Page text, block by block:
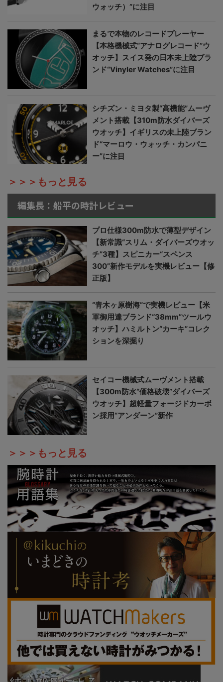
ウォッチ）”に注目
まるで本物のレコードプレーヤー
【本格機械式“アナログレコード”ウ
オッチ】スイス発の日本未上陸ブラ
ンド“Vinyler Watches”に注目
シチズン・ミヨタ製“高機能”ムーヴ
メント搭載【310m防水ダイバーズ
ウオッチ】イギリスの未上陸ブラン
ド“マーロウ・ウォッチ・カンパニ
ー”に注目
＞＞＞もっと見る
編集長：船平の時計レビュー
プロ仕様300m防水で薄型デザイン
【新常識“スリム・ダイバーズウオッ
チ”3種】スピニカー“スペンス
300”新作モデルを実機レビュー【修
正版】
“青木ヶ原樹海”で実機レビュー【米
軍御用達ブランド“38mm”ツールウ
オッチ】ハミルトン“カーキ”コレク
ションを深掘り
セイコー機械式ムーヴメント搭載
【300m防水“価格破壊”ダイバーズ
ウオッチ】超軽量フォージドカーボ
ン採用“アンダーン”新作
＞＞＞もっと見る